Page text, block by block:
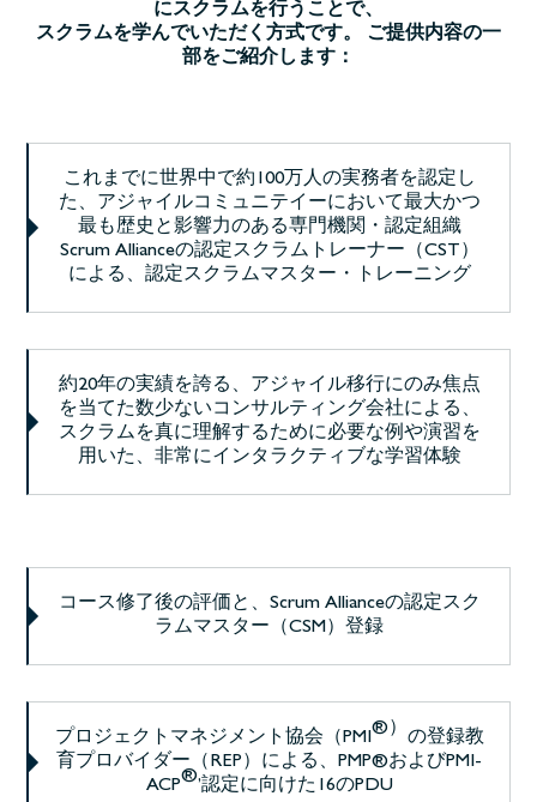
にスクラムを行うことで、
スクラムを学んでいただく方式です。 ご提供内容の一
部をご紹介します：
これまでに世界中で約100万人の実務者を認定し
た、アジャイルコミュニテイーにおいて最大かつ
最も歴史と影響力のある専門機関・認定組織
Scrum Allianceの認定スクラムトレーナー（CST）
による、認定スクラムマスター・トレーニング
約20年の実績を誇る、アジャイル移行にのみ焦点
を当てた数少ないコンサルティング会社による、
スクラムを真に理解するために必要な例や演習を
用いた、非常にインタラクティブな学習体験
コース修了後の評価と、Scrum Allianceの認定スク
ラムマスター（CSM）登録
プロジェクトマネジメント協会（PMI®） の登録教
育プロバイダー（REP） による、PMP®およびPMI-
ACP®,認定に向けた16のPDU